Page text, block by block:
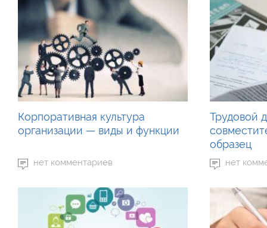
Корпоративная культура
организации — виды и функции
нет комментариев
Трудовой
образец
нет